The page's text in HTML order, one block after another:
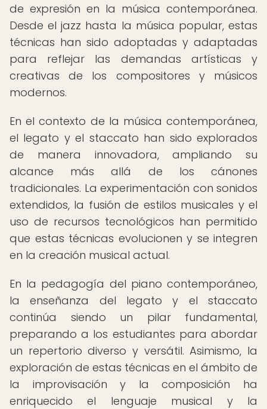
de expresión en la música contemporánea.
Desde el jazz hasta la música popular, estas
técnicas han sido adoptadas y adaptadas
para reflejar las demandas artísticas y
creativas de los compositores y músicos
modernos.
En el contexto de la música contemporánea,
el legato y el staccato han sido explorados
de manera innovadora, ampliando su
alcance más allá de los cánones
tradicionales. La experimentación con sonidos
extendidos, la fusión de estilos musicales y el
uso de recursos tecnológicos han permitido
que estas técnicas evolucionen y se integren
en la creación musical actual.
En la pedagogía del piano contemporáneo,
la enseñanza del legato y el staccato
continúa siendo un pilar fundamental,
preparando a los estudiantes para abordar
un repertorio diverso y versátil. Asimismo, la
exploración de estas técnicas en el ámbito de
la improvisación y la composición ha
enriquecido el lenguaje musical y la